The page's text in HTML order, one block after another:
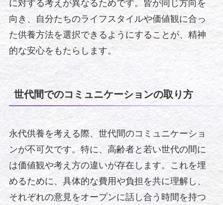
に対する考えが異なるためです。皆が同じ方向を
向き、自分たちのライフスタイルや価値観に合っ
た供養方法を選択できるようにすることが、精神
的な安心をもたらします。
世代間でのコミュニケーションの取り方
永代供養を考える際、世代間のコミュニケーショ
ンが不可欠です。特に、高齢者と若い世代の間に
は価値観や考え方の違いが存在します。これを埋
めるために、具体的な費用や負担を共に理解し、
それぞれの意見をオープンに話し合う時間を持つ